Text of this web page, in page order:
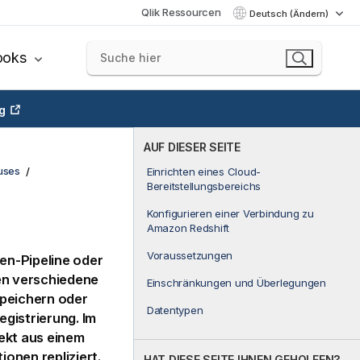
Qlik Ressourcen Deutsch (Ändern)
AUF DIESER SEITE
Einrichten eines Cloud-
Bereitstellungsbereichs
Konfigurieren einer Verbindung zu
Amazon Redshift
Voraussetzungen
Einschränkungen und Überlegungen
Datentypen
Pipeline oder
verschiedene
oder
Im
aus einem